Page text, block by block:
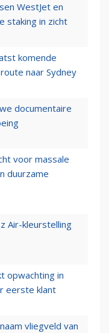
WestJet en
staking in zicht
komende
naar Sydney
documentaire
voor massale
duurzame
Air-kleurstelling
opwachting in
eerste klant
vliegveld van